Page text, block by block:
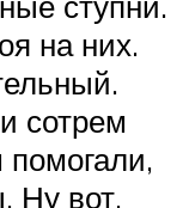
на них.
сотрем
Ну вот,